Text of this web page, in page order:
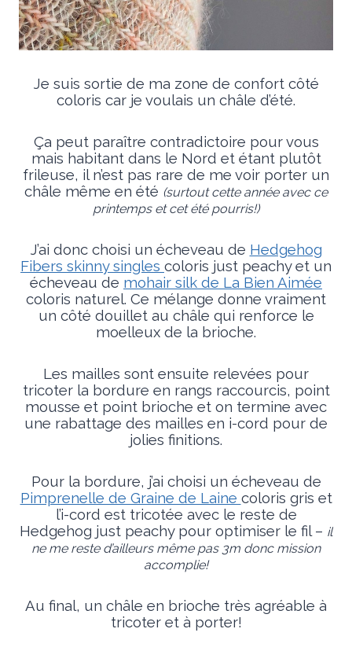
Je suis sortie de ma zone de confort côté
coloris car je voulais un châle d’été.
Ça peut paraître contradictoire pour vous
mais habitant dans le Nord et étant plutôt
frileuse, il n’est pas rare de me voir porter un
châle même en été (surtout cette année avec ce
printemps et cet été pourris!)
J’ai donc choisi un écheveau de Hedgehog
Fibers skinny singles coloris just peachy et un
écheveau de mohair silk de La Bien Aimée
coloris naturel. Ce mélange donne vraiment
un côté douillet au châle qui renforce le
moelleux de la brioche.
Les mailles sont ensuite relevées pour
tricoter la bordure en rangs raccourcis, point
mousse et point brioche et on termine avec
une rabattage des mailles en i-cord pour de
jolies finitions.
Pour la bordure, j’ai choisi un écheveau de
Pimprenelle de Graine de Laine coloris gris et
l’i-cord est tricotée avec le reste de
Hedgehog just peachy pour optimiser le fil – il
ne me reste d’ailleurs même pas 3m donc mission
accomplie!
Au final, un châle en brioche très agréable à
tricoter et à porter!